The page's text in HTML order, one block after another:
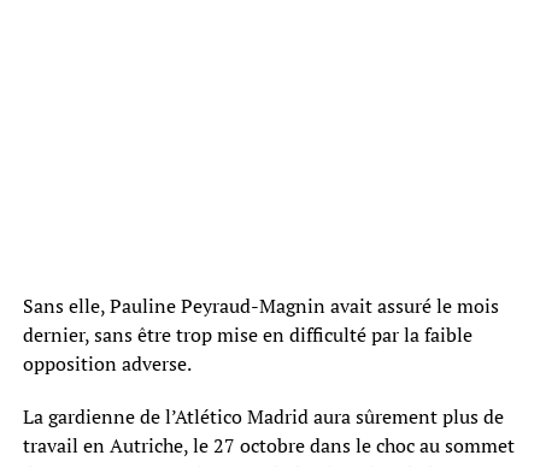
Sans elle, Pauline Peyraud-Magnin avait assuré le mois
dernier, sans être trop mise en difficulté par la faible
opposition adverse.
La gardienne de l’Atlético Madrid aura sûrement plus de
travail en Autriche, le 27 octobre dans le choc au sommet